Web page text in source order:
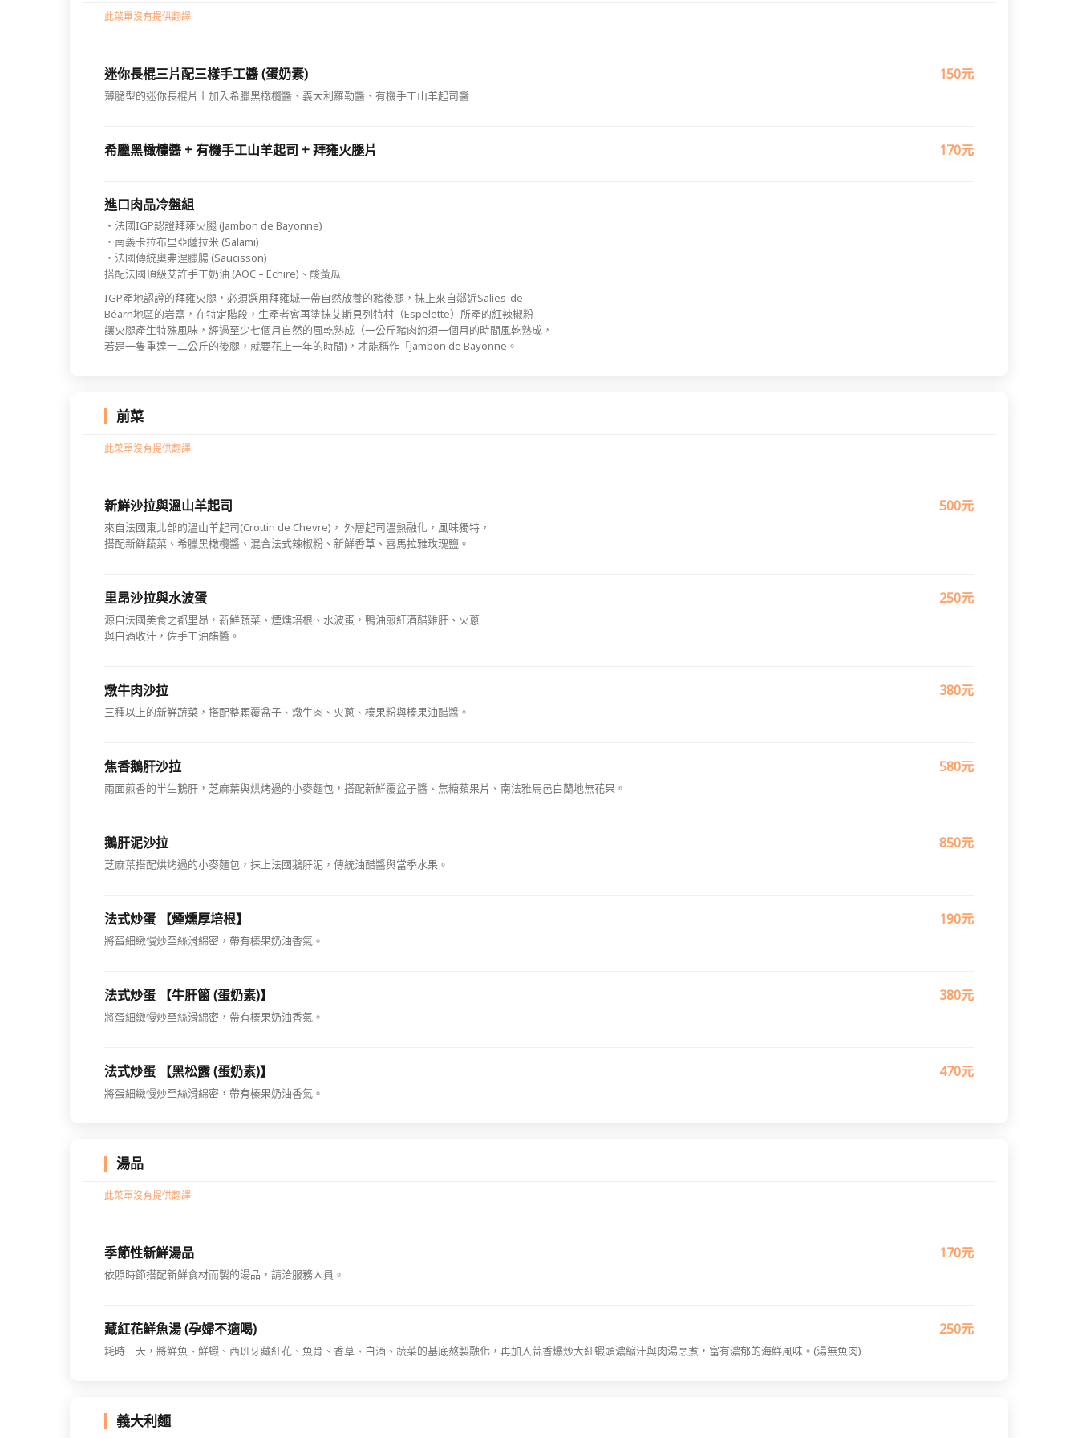
此菜單沒有提供翻譯
迷你長棍三片配三樣手工醬 (蛋奶素) 150元
薄脆型的迷你長棍片上加入希臘黑橄欖醬、義大利羅勒醬、有機手工山羊起司醬
希臘黑橄欖醬 + 有機手工山羊起司 + 拜雍火腿片 170元
進口肉品冷盤組
・法國IGP認證拜雍火腿 (Jambon de Bayonne)
・南義卡拉布里亞薩拉米 (Salami)
・法國傳統奧弗涅臘腸 (Saucisson)
搭配法國頂級艾許手工奶油 (AOC – Echire)、酸黃瓜
IGP產地認證的拜雍火腿，必須選用拜雍城一帶自然放養的豬後腿，抹上來自鄰近Salies-de‭ ‬‭- ‬
Béarn地區的岩鹽，在特定階段，生產者會再塗抹艾斯貝列特村（Espelette）所產的紅辣椒粉
讓火腿產生特殊風味，經過至少七個月自然的風乾熟成（一公斤豬肉約須一個月的時間風乾熟成，
若是一隻重達十二公斤的後腿，就要花上一年的時間‭)‬，才能稱作「Jambon‭ ‬de Bayonne。‭ ‬‭ ‬
前菜
此菜單沒有提供翻譯
新鮮沙拉與溫山羊起司 500元
來自法國東北部的溫山羊起司(Crottin de Chevre)， 外層起司溫熱融化，風味獨特，
搭配新鮮蔬菜、希臘黑橄欖醬、混合法式辣椒粉、新鮮香草、喜馬拉雅玫瑰鹽。
里昂沙拉與水波蛋 250元
源自法國美食之都里昂，新鮮蔬菜、煙燻培根、水波蛋，鴨油煎紅酒醋雞肝、火蔥
與白酒收汁，佐手工油醋醬。
燉牛肉沙拉 380元
三種以上的新鮮蔬菜，搭配整顆覆盆子、燉牛肉、火蔥、榛果粉與榛果油醋醬。
焦香鵝肝沙拉 580元
兩面煎香的半生鵝肝，芝麻葉與烘烤過的小麥麵包，搭配新鮮覆盆子醬、焦糖蘋果片、南法雅馬邑白蘭地無花果。
鵝肝泥沙拉 850元
芝麻葉搭配烘烤過的小麥麵包，抹上法國鵝肝泥，傳統油醋醬與當季水果。
法式炒蛋 【煙燻厚培根】 190元
將蛋細緻慢炒至絲滑綿密，帶有榛果奶油香氣。
法式炒蛋 【牛肝箘 (蛋奶素)】 380元
將蛋細緻慢炒至絲滑綿密，帶有榛果奶油香氣。
法式炒蛋 【黑松露 (蛋奶素)】 470元
將蛋細緻慢炒至絲滑綿密，帶有榛果奶油香氣。
湯品
此菜單沒有提供翻譯
季節性新鮮湯品 170元
依照時節搭配新鮮食材而製的湯品，請洽服務人員。
藏紅花鮮魚湯 (孕婦不適喝) 250元
耗時三天，將鮮魚、鮮蝦、西班牙藏紅花、魚骨、香草、白酒、蔬菜的基底熬製融化，再加入蒜香爆炒大紅蝦頭濃縮汁與肉湯烹煮，富有濃郁的海鮮風味。(湯無魚肉)
義大利麵